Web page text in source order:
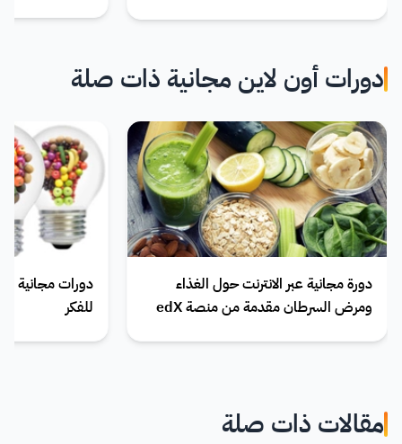
دورات أون لاين مجانية ذات صلة
دورة مجانية عبر الانترنت حول الغذاء
ومرض السرطان مقدمة من منصة edX
للفكر
مقالات ذات صلة